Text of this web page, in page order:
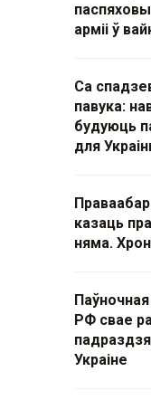
арміі ў
Са
павука:
будуюць
для
казаць
няма.
РФ свае
Украіне